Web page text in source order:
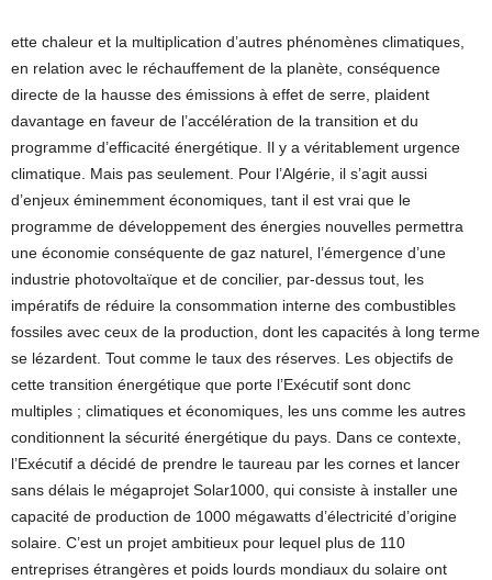
ette chaleur et la multiplication d’autres phénomènes climatiques,
en relation avec le réchauffement de la planète, conséquence
directe de la hausse des émissions à effet de serre, plaident
davantage en faveur de l’accélération de la transition et du
programme d’efficacité énergétique. Il y a véritablement urgence
climatique. Mais pas seulement. Pour l’Algérie, il s’agit aussi
d’enjeux éminemment économiques, tant il est vrai que le
programme de développement des énergies nouvelles permettra
une économie conséquente de gaz naturel, l’émergence d’une
industrie photovoltaïque et de concilier, par-dessus tout, les
impératifs de réduire la consommation interne des combustibles
fossiles avec ceux de la production, dont les capacités à long terme
se lézardent. Tout comme le taux des réserves. Les objectifs de
cette transition énergétique que porte l’Exécutif sont donc
multiples ; climatiques et économiques, les uns comme les autres
conditionnent la sécurité énergétique du pays. Dans ce contexte,
l’Exécutif a décidé de prendre le taureau par les cornes et lancer
sans délais le mégaprojet Solar1000, qui consiste à installer une
capacité de production de 1000 mégawatts d’électricité d’origine
solaire. C’est un projet ambitieux pour lequel plus de 110
entreprises étrangères et poids lourds mondiaux du solaire ont